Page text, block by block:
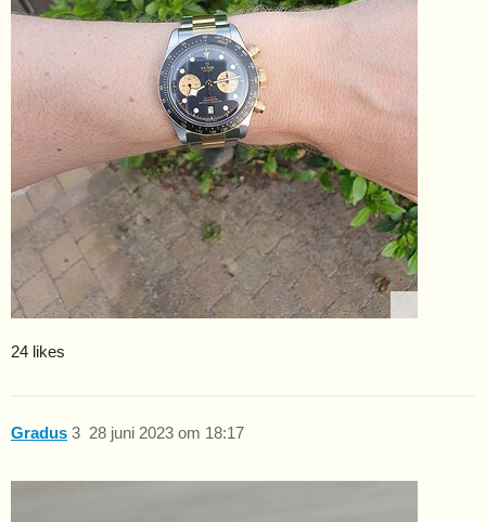
24 likes
Gradus 28 juni 2023 om 18:17
3